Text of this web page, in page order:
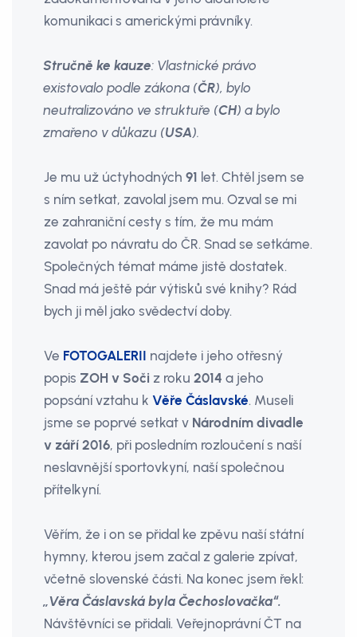
komunikaci s americkými právníky.
Stručně ke kauze: Vlastnické právo
existovalo podle zákona (ČR), bylo
neutralizováno ve struktuře (CH) a bylo
zmařeno v důkazu (USA).
Je mu už úctyhodných 91 let. Chtěl jsem se
s ním setkat, zavolal jsem mu. Ozval se mi
ze zahraniční cesty s tím, že mu mám
zavolat po návratu do ČR. Snad se setkáme.
Společných témat máme jistě dostatek.
Snad má ještě pár výtisků své knihy? Rád
bych ji měl jako svědectví doby.
Ve FOTOGALERII najdete i jeho otřesný
popis ZOH v Soči z roku 2014 a jeho
popsání vztahu k Věře Čáslavské. Museli
jsme se poprvé setkat v Národním divadle
v září 2016, při posledním rozloučení s naší
neslavnější sportovkyní, naší společnou
přítelkyní.
Věřím, že i on se přidal ke zpěvu naší státní
hymny, kterou jsem začal z galerie zpívat,
včetně slovenské části. Na konec jsem řekl:
„Věra Čáslavská byla Čechoslovačka“.
Návštěvníci se přidali. Veřejnoprávní ČT na